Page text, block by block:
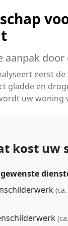
aanpak
eerst
gladde en
uw woning
kost uw